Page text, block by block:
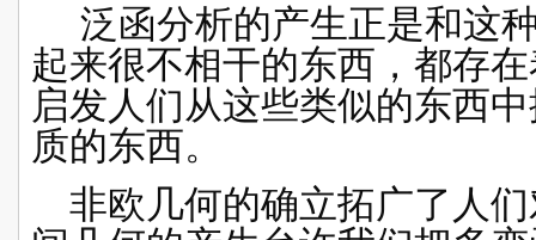
泛函分析的产生正是和这
起来很不相干的东西，都存
启发人们从这些类似的东西
质的东西。
非欧几何的确立拓广了人